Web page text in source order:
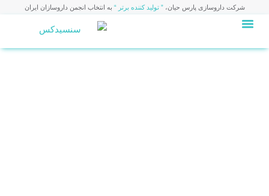
شرکت داروسازی پارس حیان،” تولید کننده برتر “ به انتخاب انجمن داروسازان ایران